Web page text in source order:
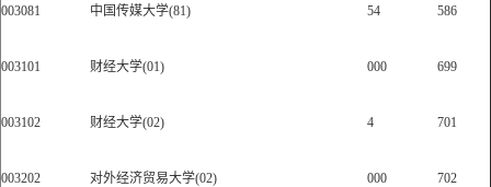
003081 中国传媒大学(81) 54 586
003101 财经大学(01) 000 699
003102 财经大学(02) 4 701
003202 对外经济贸易大学(02) 000 702